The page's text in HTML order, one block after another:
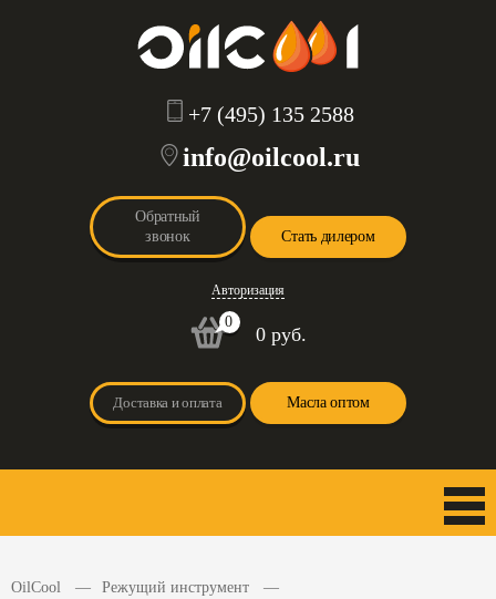
+7 (495) 135 2588
info@oilcool.ru
Обратный
звонок
Стать дилером
Авторизация
0
0 руб.
Доставка и оплата Масла оптом
OilCool
Режущий инструмент